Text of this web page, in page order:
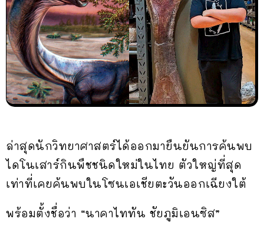
ล่าสุดนักวิทยาศาสตร์ได้ออกมายืนยันการค้นพบ
ไดโนเสาร์กินพืชชนิดใหม่ในไทย ตัวใหญ่ที่สุด
เท่าที่เคยค้นพบในโซนเอเชียตะวันออกเฉียงใต้
พร้อมตั้งชื่อว่า “นาคาไททัน ชัยภูมิเอนซิส”